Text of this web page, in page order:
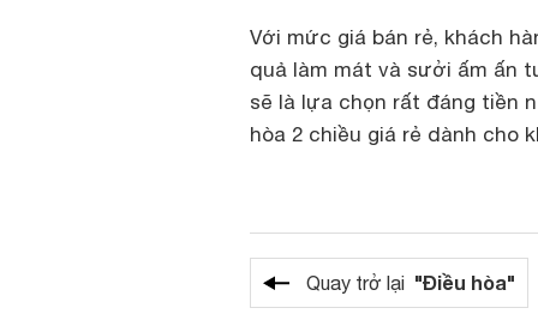
Với mức giá bán rẻ, khách
quả làm mát và sưởi ấm ấn
sẽ là lựa chọn rất đáng tiền
hòa 2 chiều giá rẻ dành cho
Quay trở lại "Điều hòa"